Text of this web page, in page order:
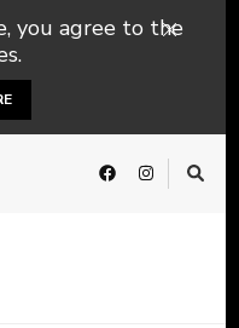
you agree to the